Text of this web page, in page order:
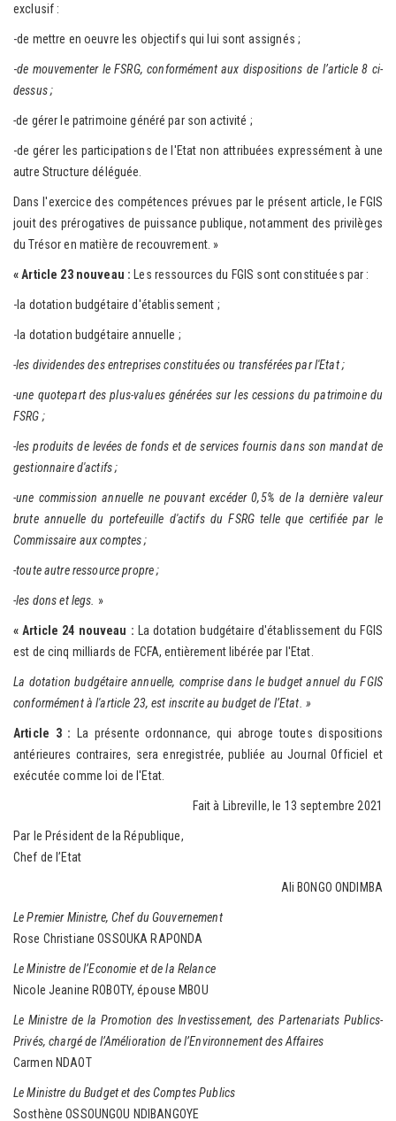
exclusif :
-de mettre en oeuvre les objectifs qui lui sont assignés ;
-de mouvementer le FSRG, conformément aux dispositions de l’article 8 ci-
dessus ;
-de gérer le patrimoine généré par son activité ;
-de gérer les participations de l'Etat non attribuées expressément à une
autre Structure déléguée.
Dans l'exercice des compétences prévues par le présent article, le FGIS
jouit des prérogatives de puissance publique, notamment des privilèges
du Trésor en matière de recouvrement. »
« Article 23 nouveau : Les ressources du FGIS sont constituées par :
-la dotation budgétaire d'établissement ;
-la dotation budgétaire annuelle ;
-les dividendes des entreprises constituées ou transférées par l'Etat ;
-une quotepart des plus-values générées sur les cessions du patrimoine du
FSRG ;
-les produits de levées de fonds et de services fournis dans son mandat de
gestionnaire d'actifs ;
-une commission annuelle ne pouvant excéder 0,5% de la dernière valeur
brute annuelle du portefeuille d'actifs du FSRG telle que certifiée par le
Commissaire aux comptes ;
-toute autre ressource propre ;
-les dons et legs. »
« Article 24 nouveau : La dotation budgétaire d'établissement du FGIS
est de cinq milliards de FCFA, entièrement libérée par l'Etat.
La dotation budgétaire annuelle, comprise dans le budget annuel du FGIS
conformément à l'article 23, est inscrite au budget de l’Etat. »
Article 3 : La présente ordonnance, qui abroge toutes dispositions
antérieures contraires, sera enregistrée, publiée au Journal Officiel et
exécutée comme loi de l'Etat.
Fait à Libreville, le 13 septembre 2021
Par le Président de la République,
Chef de l’Etat
Ali BONGO ONDIMBA
Le Premier Ministre, Chef du Gouvernement
Rose Christiane OSSOUKA RAPONDA
Le Ministre de l’Economie et de la Relance
Nicole Jeanine ROBOTY, épouse MBOU
Le Ministre de la Promotion des Investissement, des Partenariats Publics-
Privés, chargé de l’Amélioration de l’Environnement des Affaires
Carmen NDAOT
Le Ministre du Budget et des Comptes Publics
Sosthène OSSOUNGOU NDIBANGOYE